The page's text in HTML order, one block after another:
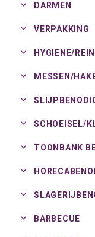
DARMEN
VERPAKKING
HYGIENE/
MESSEN/
SCHOEISEL/
TOONBANK
BARBECUE